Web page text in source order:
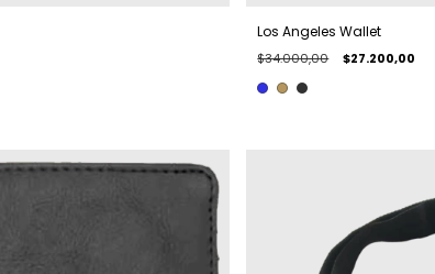
Los Angeles Wallet
$34.000,00 $27.200,00